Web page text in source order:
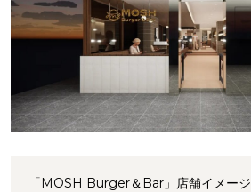
「MOSH Burger＆Bar」店舗イメージ